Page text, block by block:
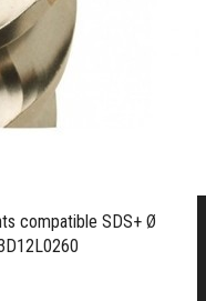
compatible SDS+ Ø